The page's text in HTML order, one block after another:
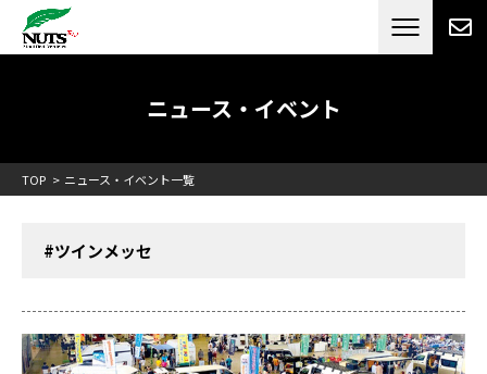
日本最大級のキャンピングカーメーカー
RV[テレビCM放送]
ニュース・イベント
TOP ニュース・イベント一覧
#ツインメッセ